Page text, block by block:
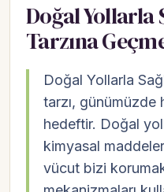
Doğal Yollarla
Tarzına
Doğal Yollarla
tarzı,
hedeftir. Doğal
kimyasal
vücut bizi